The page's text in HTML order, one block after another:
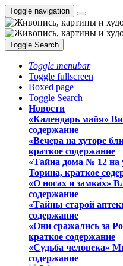
Toggle navigation
Toggle Search
Toggle menubar
Toggle fullscreen
Boxed page
Toggle Search
Новости
«Календарь майя»
содержание
«Вечера на хуторе
краткое содержание
«Тайна дома № 12 на
Торина, краткое
«О носах и замка́х»
содержание
«Тайны старой
содержание
«Они сражались за
краткое содержание
«Судьба человека»
содержание